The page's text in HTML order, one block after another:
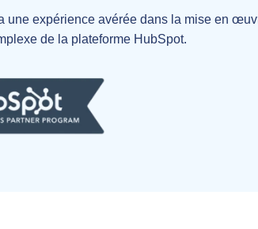
une expérience avérée dans la mise en
de la plateforme HubSpot.